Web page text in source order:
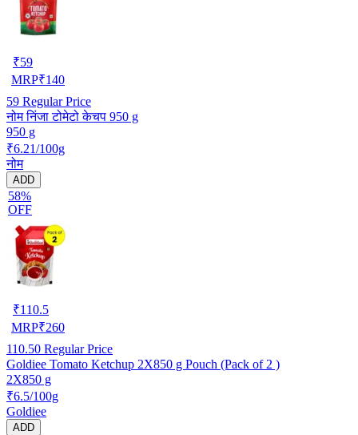
₹59
MRP₹140
59 Regular Price
नोम निंजा टोमेटो केचप 950 g
950 g
₹6.21/100g
नोम
ADD
58%
OFF
₹110.5
MRP₹260
110.50 Regular Price
Goldiee Tomato Ketchup 2X850 g Pouch (Pack of 2 )
2X850 g
₹6.5/100g
Goldiee
ADD